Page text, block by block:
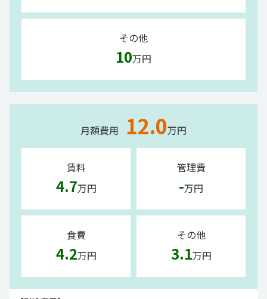
その他
10万円
月額費用 12.0万円
賃料
4.7万円
管理費
-万円
食費
4.2万円
その他
3.1万円